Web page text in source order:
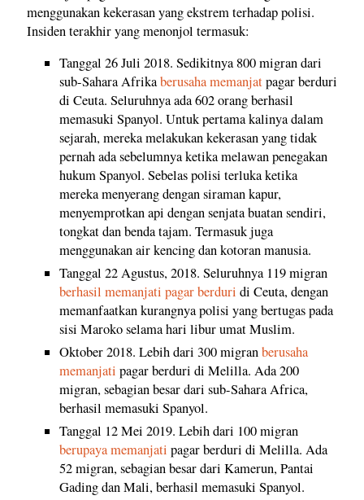
menggunakan kekerasan yang ekstrem terhadap polisi.
Insiden terakhir yang menonjol termasuk:
Tanggal 26 Juli 2018. Sedikitnya 800 migran dari
sub-Sahara Afrikaberusaha memanjatpagar berduri
di Ceuta. Seluruhnya ada 602 orang berhasil
memasuki Spanyol. Untuk pertama kalinya dalam
sejarah, mereka melakukan kekerasan yang tidak
pernah ada sebelumnya ketika melawan penegakan
hukum Spanyol. Sebelas polisi terluka ketika
mereka menyerang dengan siraman kapur,
menyemprotkan api dengan senjata buatan sendiri,
tongkat dan benda tajam. Termasuk juga
menggunakan air kencing dan kotoran manusia.
Tanggal 22 Agustus, 2018. Seluruhnya 119 migran
berhasil memanjati pagar berduri di Ceuta, dengan
memanfaatkan kurangnya polisi yang bertugas pada
sisi Maroko selama hari libur umat Muslim.
Oktober 2018. Lebih dari 300 migranberusaha
memanjati pagar berduri di Melilla. Ada 200
migran, sebagian besar dari sub-Sahara Africa,
berhasil memasuki Spanyol.
Tanggal 12 Mei 2019. Lebih dari 100 migran
berupaya memanjati pagar berduri di Melilla. Ada
52 migran, sebagian besar dari Kamerun, Pantai
Gading dan Mali, berhasil memasuki Spanyol.